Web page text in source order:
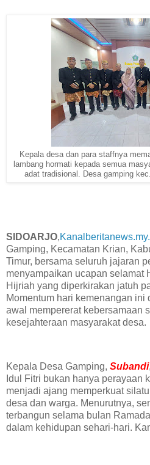
Kepala desa dan para staffnya
lambang hormati kepada semua
adat tradisional. Desa gamping
‎SIDOARJO,
Gamping, Kecamatan Krian,
Timur, bersama seluruh jajaran
menyampaikan ucapan selamat
Hijriah yang diperkirakan jatuh
Momentum hari kemenangan
awal mempererat kebersamaan
kesejahteraan masyarakat desa.
‎Kepala Desa Gamping, Subandi
Idul Fitri bukan hanya perayaan
menjadi ajang memperkuat
desa dan warga. Menurutnya,
terbangun selama bulan
dalam kehidupan sehari-hari.